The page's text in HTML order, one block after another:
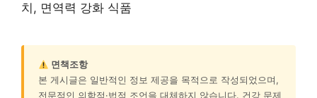
치, 면역력 강화 식품
면책조항
본 게시글은 일반적인 정보 제공을 목적으로 작성되었으며,
전문적인 의학적·법적 조언을 대체하지 않습니다. 건강 문제